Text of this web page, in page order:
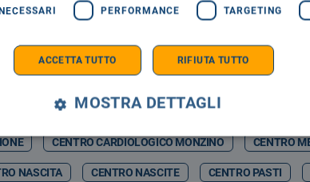
CASAGIT SALUTE CASERMA BOTTA
CASTELBUONO SCIENZA CASTELBUONO
INTELLIGENCE CEFALÙ ENERGIA SPA
CENTRO CARDIOLOGICO MONZINO CENTRO
NASCITA CENTRO NASCITE CENTRO PASTI
PERFORMANCE TARGETING
ACCETTA TUTTO RIFIUTA TUTTO
MOSTRA DETTAGLI